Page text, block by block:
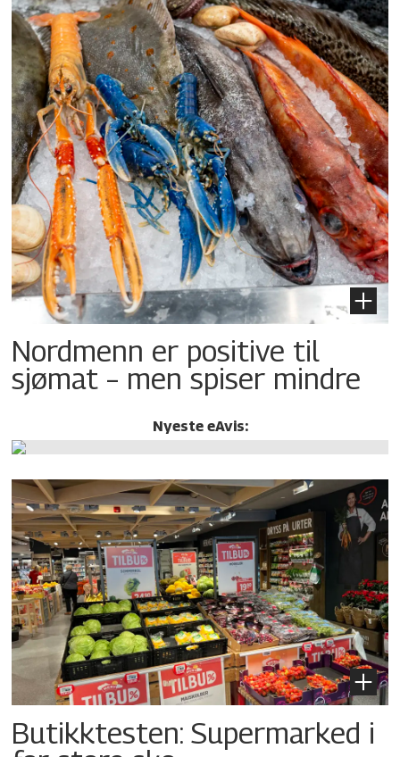
Nordmenn er positive til
sjømat – men spiser mindre
Nyeste eAvis:
Butikktesten: Supermarked i